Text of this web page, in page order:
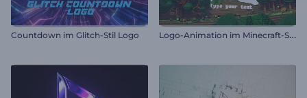
Countdown im Glitch-Stil Logo L
ogo-Animation im Minecraft-Stil